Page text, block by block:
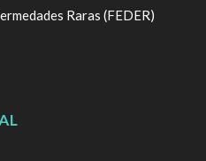
Raras (FEDER)